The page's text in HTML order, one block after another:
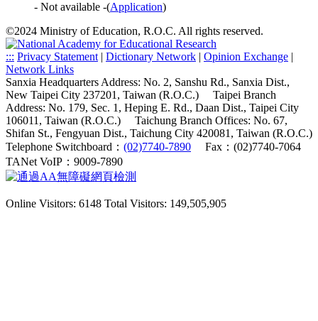
- Not available -(Application)
©2024 Ministry of Education, R.O.C. All rights reserved.
::: Privacy Statement| Dictionary Network | Opinion Exchange |
Network Links
Sanxia Headquarters Address: No. 2, Sanshu Rd., Sanxia Dist.,
New Taipei City 237201, Taiwan (R.O.C.)
Taipei Branch
Address: No. 179, Sec. 1, Heping E. Rd., Daan Dist., Taipei City
106011, Taiwan (R.O.C.)
Taichung Branch Offices: No. 67,
Shifan St., Fengyuan Dist., Taichung City 420081, Taiwan (R.O.C.)
Telephone Switchboard： (02)7740-7890
Fax：(02)7740-7064
TANet VoIP：9009-7890
Online Visitors: 6148 Total Visitors: 149,505,905